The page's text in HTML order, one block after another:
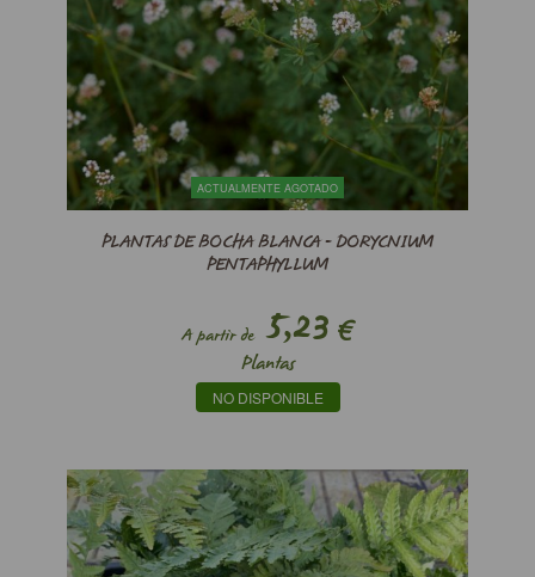
ACTUALMENTE AGOTADO
PLANTAS DE BOCHA BLANCA - DORYCNIUM
PENTAPHYLLUM
A partir de5,23 €
Plantas
NO DISPONIBLE